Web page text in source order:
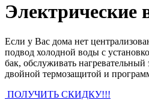
Электрические
Если у Вас дома нет
подвод холодной воды с
бак, обслуживать
двойной термозащитой и
ПОЛУЧИТЬ СКИДКУ!!!